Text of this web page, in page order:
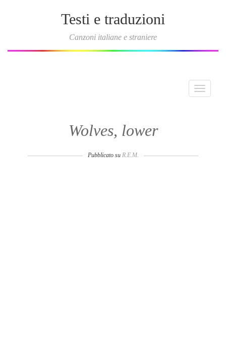
Testi e traduzioni
Canzoni italiane e straniere
Toggle
Wolves, lower
Pubblicato su R.E.M.